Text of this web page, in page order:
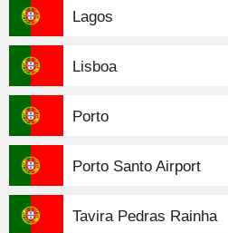
Lagos
Lisboa
Porto
Porto Santo Airport
Tavira Pedras Rainha